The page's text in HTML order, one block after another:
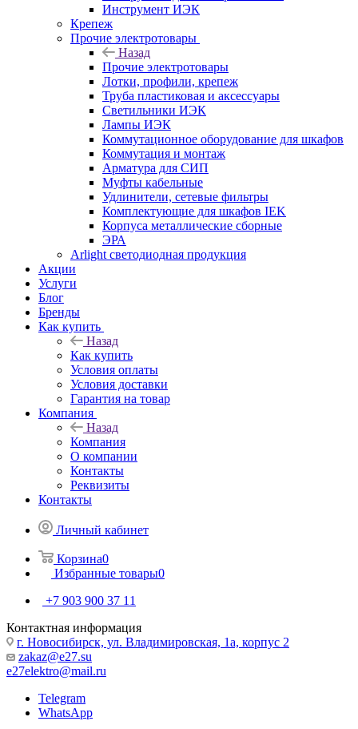
Инструмент ИЭК
Крепеж
Прочие электротовары
Назад
Прочие электротовары
Лотки, профили, крепеж
Труба пластиковая и аксессуары
Светильники ИЭК
Лампы ИЭК
Коммутационное оборудование для шкафов
Коммутация и монтаж
Арматура для СИП
Муфты кабельные
Удлинители, сетевые фильтры
Комплектующие для шкафов IEK
Корпуса металлические сборные
ЭРА
Arlight светодиодная продукция
Акции
Услуги
Блог
Бренды
Как купить
Назад
Как купить
Условия оплаты
Условия доставки
Гарантия на товар
Компания
Назад
Компания
О компании
Контакты
Реквизиты
Контакты
Личный кабинет
Корзина0
Избранные товары0
+7 903 900 37 11
Контактная информация
г. Новосибирск, ул. Владимировская, 1а, корпус 2
zakaz@e27.su
e27elektro@mail.ru
Telegram
WhatsApp